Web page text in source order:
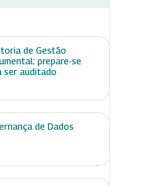
de Gestão
prepare-se
ser auditado
de Dados